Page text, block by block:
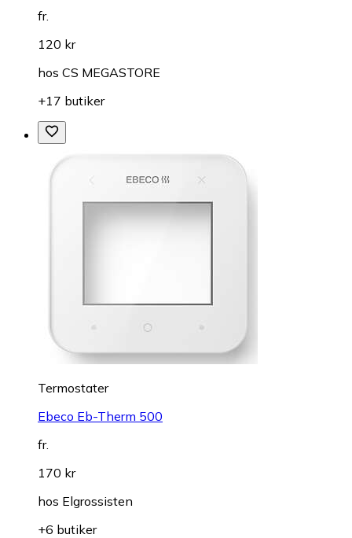
fr.
120 kr
hos CS MEGASTORE
+17 butiker
Termostater
Ebeco Eb-Therm 500
fr.
170 kr
hos Elgrossisten
+6 butiker